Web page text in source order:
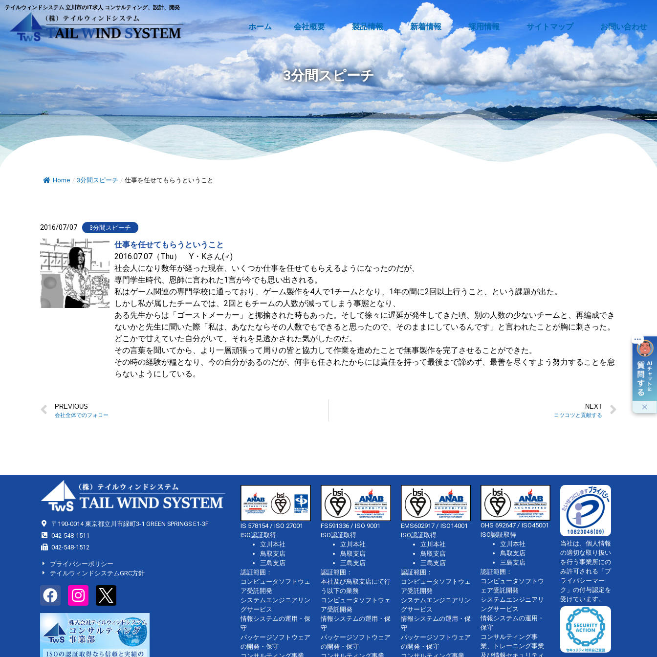
テイルウィンドシステム 立川市のIT求人 コンサルティング、設計、開発
ホーム 会社概要 製品情報 新着情報 採用情報 サイトマップ お問い合わせ
3分間スピーチ
Home / 3分間スピーチ / 仕事を任せてもらうということ
2016/07/07 3分間スピーチ
仕事を任せてもらうということ
2016.07.07（Thu） Y・Kさん(♂)
社会人になり数年が経った現在、いくつか仕事を任せてもらえるようになったのだが、
専門学生時代、恩師に言われた1言が今でも思い出される。
私はゲーム関連の専門学校に通っており、ゲーム製作を4人で1チームとなり、1年の間に2回以上行うこと、という課題が出た。
しかし私が属したチームでは、2回ともチームの人数が減ってしまう事態となり、
ある先生からは「ゴーストメーカー」と揶揄された時もあった。そして徐々に遅延が発生してきた頃、別の人数の少ないチームと、再編成でき
ないかと先生に聞いた際「私は、あなたならその人数でもできると思ったので、そのままにしているんです」と言われたことが胸に刺さった。
どこかで甘えていた自分がいて、それを見透かされた気がしたのだ。
その言葉を聞いてから、より一層頑張って周りの皆と協力して作業を進めたことで無事製作を完了させることができた。
その時の経験が糧となり、今の自分があるのだが、何事も任されたからには責任を持って最後まで諦めず、最善を尽くすよう努力することを怠
らないようにしている。
PREVIOUS
会社全体でのフォロー
NEXT
コツコツと貢献する
〒190-0014 東京都立川市緑町3-1 GREEN SPRINGS E1-3F
042-548-1511
042-548-1512
プライバシーポリシー
テイルウィンドシステムGRC方針
IS 578154 / ISO 27001
ISO認証取得
立川本社
鳥取支店
三島支店
認証範囲：
コンピュータソフトウェ
ア受託開発
システムエンジニアリン
グサービス
情報システムの運用・保
守
パッケージソフトウェア
の開発・保守
FS591336 / ISO 9001
ISO認証取得
立川本社
鳥取支店
三島支店
認証範囲：
本社及び鳥取支店にて行
う以下の業務
コンピュータソフトウェ
ア受託開発
情報システムの運用・保
守
パッケージソフトウェア
の開発・保守
EMS602917 / ISO14001
ISO認証取得
立川本社
鳥取支店
三島支店
認証範囲：
コンピュータソフトウェ
ア受託開発
システムエンジニアリン
グサービス
情報システムの運用・保
守
パッケージソフトウェア
の開発・保守
OHS 692647 / ISO45001
ISO認証取得
立川本社
鳥取支店
三島支店
認証範囲：
コンピュータソフトウ
ェア受託開発
システムエンジニアリ
ングサービス
情報システムの運用・
保守
コンサルティング事
業、トレーニング事業
及び情報セキュリティ
当社は、個人情報
の適切な取り扱い
を行う事業所にの
み許可される「プ
ライバシーマー
ク」の付与認定を
受けています。